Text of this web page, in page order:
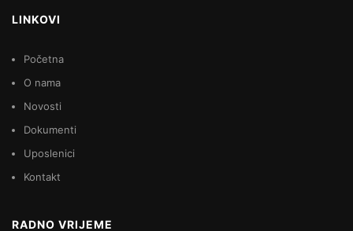
LINKOVI
Početna
O nama
Novosti
Dokumenti
Uposlenici
Kontakt
RADNO VRIJEME